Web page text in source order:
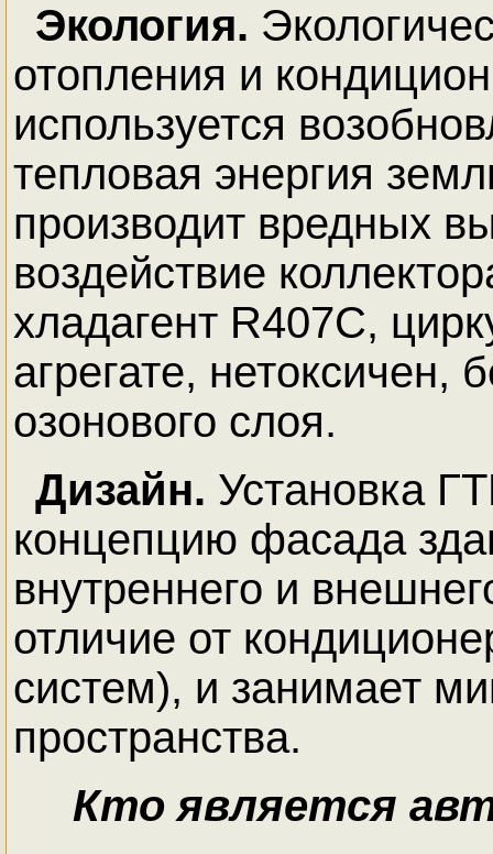
Экология.
отопления и
используется
тепловая энергия
производит вредных
воздействие
хладагент R407C,
агрегате, нетоксичен,
озонового слоя.
Дизайн. Установка
концепцию фасада
внутреннего и
отличие от
систем), и занимает
пространства.
Кто является